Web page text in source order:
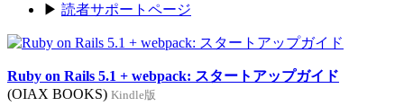
▶ 読者サポートページ
Ruby on Rails 5.1 + webpack: スタートアップガイド
(OIAX BOOKS) Kindle版